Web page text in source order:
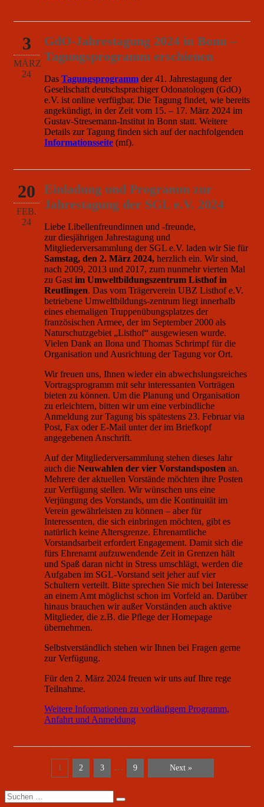
3
MÄRZ
24
GdO-Jahrestagung 2024 in Bonn –
Tagungsprogramm erschienen
DasTagungsprogramm der 41. Jahrestagung der
Gesellschaft deutschsprachiger Odonatologen (GdO)
e.V. ist online verfügbar. Die Tagung findet, wie bereits
angekündigt, in der Zeit vom 15. – 17. März 2024 im
Gustav-Stresemann-Institut in Bonn statt. Weitere
Details zur Tagung finden sich auf der nachfolgenden
Informationsseite (mf).
20
FEB.
24
Einladung und Programm zur
Jahrestagung der SGL e.V. 2024
Liebe Libellenfreundinnen und -freunde,
zur diesjährigen Jahrestagung und
Mitgliederversammlung der SGL e.V. laden wir Sie für
Samstag, den 2. März 2024,herzlich ein. Wir sind,
nach 2009, 2013 und 2017, zum nunmehr vierten Mal
zu Gastim Umweltbildungszentrum Listhof in
Reutlingen. Das vom Trägerverein UBZ Listhof e.V.
betriebene Umweltbildungs-zentrum liegt innerhalb
eines ehemaligen Truppenübungsplatzes der
französischen Armee, der im September 2000 als
Naturschutzgebiet „Listhof“ ausgewiesen wurde.
Vielen Dank an Ilona und Thomas Schrimpf für die
Organisation und Ausrichtung der Tagung vor Ort.
Wir freuen uns, Ihnen wieder ein abwechslungsreiches
Vortragsprogramm mit sehr interessanten Vorträgen
bieten zu können. Um die Planung und Organisation
zu erleichtern, bitten wir um eine verbindliche
Anmeldung zur Tagung bis spätestens 23. Februar via
Post, Fax oder E-Mail unter der im Briefkopf
angegebenen Anschrift.
Auf der Mitgliederversammlung stehen dieses Jahr
auch dieNeuwahlen der vier Vorstandsposten an.
Mehrere der aktuellen Vorstände möchten ihre Posten
zur Verfügung stellen. Wir wünschen uns eine
Verjüngung des Vorstands, um die Kontinuität im
Verein gewährleisten zu können – aber für
Interessenten, die sich einbringen möchten, gibt es
natürlich keine Altersgrenze. Ehrenamtliche
Vorstandsarbeit erfordert Engagement. Damit sich die
fürs Ehrenamt aufzuwendende Zeit in Grenzen hält
und Spaß daran nicht in Stress umschlägt, werden die
Aufgaben im SGL-Vorstand seit jeher auf vier
Schultern verteilt. Bitte sprechen Sie mich bei Interesse
an einem Amt möglichst schon im Vorfeld an. Darüber
hinaus brauchen wir außer Vorständen auch aktive
Mitglieder, die z.B. die Pflege der Homepage
übernehmen.
Selbstverständlich stehen wir Ihnen bei Fragen gerne
zur Verfügung.
Für den 2. März 2024 freuen wir uns auf Ihre rege
Teilnahme.
Weitere Informationen zu vorläufigem Programm,
Anfahrt und Anmeldung
1 2 3 … 9 Next »
Suchen